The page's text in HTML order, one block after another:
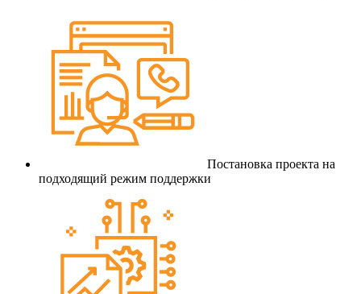
Постановка проекта на
подходящий режим поддержки